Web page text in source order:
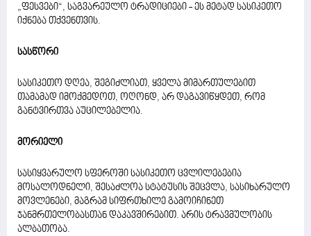
„ფესვები“, საგვარეულო ტრადიციები - ეს მეტად სასიკეთო
იქნება თქვენთვის.
სასწორი
სასიკეთო დღეა, შეგიძლიათ, ყველა მიმართულებით
თამამად იმოქმედოთ, ოღონდ, არ დაგავიწყდეთ, რომ
განტვირთვა აუცილებელია.
მორიელი
სასიყვარულო სფეროში სასიკეთო ცვლილებებია
მოსალოდნელი, შესაძლოა სტატუსის შეცვლა, სასიხარულო
მოვლენები, მაგრამ სიფრთხილე გამოიჩინეთ
ჯანმრთელობასთან დაკავშირებით. არის ტრავმულობის
ალბათობა.